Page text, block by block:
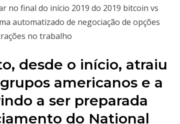
no final do início 2019 do 2019 bitcoin vs
automatizado de negociação de opções
no trabalho
desde o início, atraiu
americanos e a
a ser preparada
do National